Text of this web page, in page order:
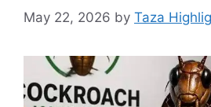
May 22, 2026 by Taza